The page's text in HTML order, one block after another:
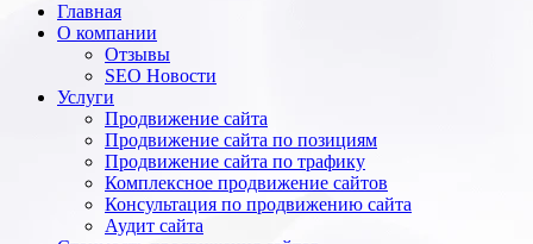
Главная
О компании
Отзывы
SEO Новости
Услуги
Продвижение сайта
Продвижение сайта по позициям
Продвижение сайта по трафику
Комплексное продвижение сайтов
Консультация по продвижению сайта
Аудит сайта